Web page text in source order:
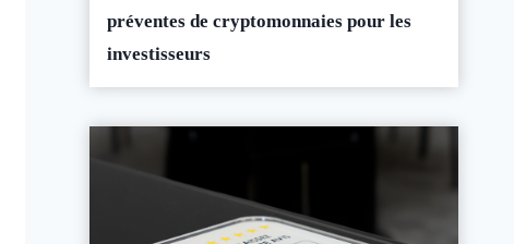
préventes de cryptomonnaies pour les
investisseurs